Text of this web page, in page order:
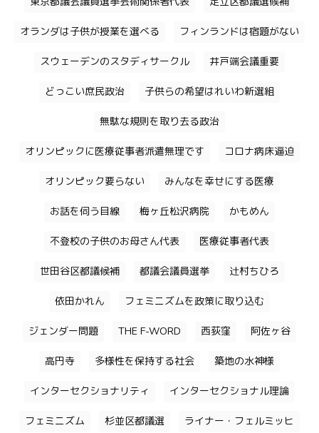
オランダは子供が授業を選べる フィンランドは宿題がない
スウェーデンのスタディサークル 井戸端会議重要
どっこい庶民政治 子供らの希望はれいわ新選組
無駄な規則を取り去る政治
オリンピックに医療従事者派遣無理です コロナ病床逼迫
オリンピック要らない みんなを幸せにする医療
お話を伺う目線 梅ヶ丘松沢病院 かもめん
不登校の子供のお母さん代表 医療従事者代表
世田谷区都議候補 都議会議員選挙 辻村ちひろ
依田かれん フェミニズムを政策に取り込む
ジェンダー問題 THE F-WORD 西荻窪 阿佐ヶ谷
高円寺 多様性を保持する社会 築地の水神様
インターセクショナリティ インターセクショナル理論
フェミニズム 杉並区都議選 ライナー・フェルミッヒ